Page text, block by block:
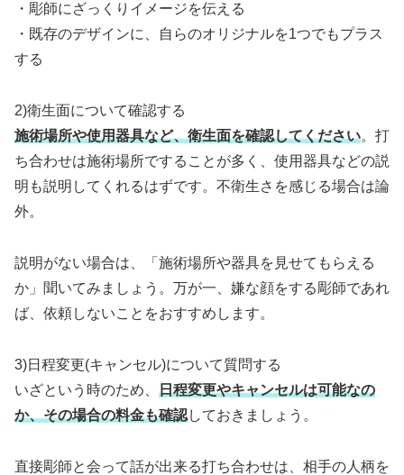
・彫師にざっくりイメージを伝える
・既存のデザインに、自らのオリジナルを1つでもプラス
する
2)衛生面について確認する
施術場所や使用器具など、衛生面を確認してください。打
ち合わせは施術場所ですることが多く、使用器具などの説
明も説明してくれるはずです。不衛生さを感じる場合は論
外。
説明がない場合は、「施術場所や器具を見せてもらえる
か」聞いてみましょう。万が一、嫌な顔をする彫師であれ
ば、依頼しないことをおすすめします。
3)日程変更(キャンセル)について質問する
いざという時のため、 日程変更やキャンセルは可能なの
か、その場合の料金も確認しておきましょう。
直接彫師と会って話が出来る打ち合わせは、相手の人柄を